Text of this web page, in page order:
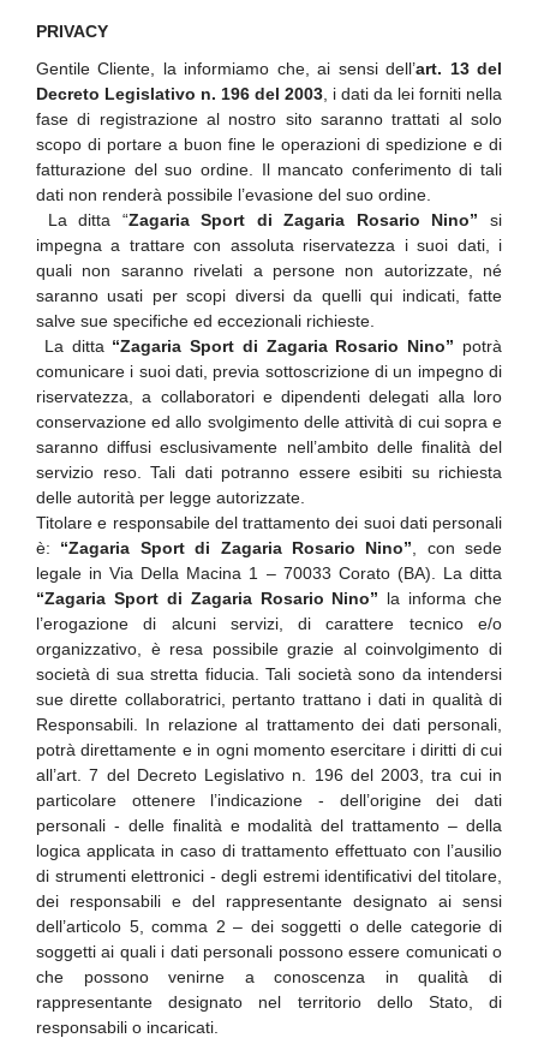
PRIVACY
Gentile Cliente, la informiamo che, ai sensi dell’art. 13 del
Decreto Legislativo n. 196 del 2003 , i dati da lei forniti nella
fase di registrazione al nostro sito saranno trattati al solo
scopo di portare a buon fine le operazioni di spedizione e di
fatturazione del suo ordine. Il mancato conferimento di tali
dati non renderà possibile l’evasione del suo ordine.
La ditta “Zagaria Sport di Zagaria Rosario Nino” si
impegna a trattare con assoluta riservatezza i suoi dati, i
quali non saranno rivelati a persone non autorizzate, né
saranno usati per scopi diversi da quelli qui indicati, fatte
salve sue specifiche ed eccezionali richieste.
La ditta “Zagaria Sport di Zagaria Rosario Nino” potrà
comunicare i suoi dati, previa sottoscrizione di un impegno di
riservatezza, a collaboratori e dipendenti delegati alla loro
conservazione ed allo svolgimento delle attività di cui sopra e
saranno diffusi esclusivamente nell’ambito delle finalità del
servizio reso. Tali dati potranno essere esibiti su richiesta
delle autorità per legge autorizzate.
Titolare e responsabile del trattamento dei suoi dati personali
è: “Zagaria Sport di Zagaria Rosario Nino” , con sede
legale in Via Della Macina 1 – 70033 Corato (BA). La ditta
“Zagaria Sport di Zagaria Rosario Nino” la informa che
l’erogazione di alcuni servizi, di carattere tecnico e/o
organizzativo, è resa possibile grazie al coinvolgimento di
società di sua stretta fiducia. Tali società sono da intendersi
sue dirette collaboratrici, pertanto trattano i dati in qualità di
Responsabili. In relazione al trattamento dei dati personali,
potrà direttamente e in ogni momento esercitare i diritti di cui
all’art. 7 del Decreto Legislativo n. 196 del 2003, tra cui in
particolare ottenere l’indicazione - dell’origine dei dati
personali - delle finalità e modalità del trattamento – della
logica applicata in caso di trattamento effettuato con l’ausilio
di strumenti elettronici - degli estremi identificativi del titolare,
dei responsabili e del rappresentante designato ai sensi
dell’articolo 5, comma 2 – dei soggetti o delle categorie di
soggetti ai quali i dati personali possono essere comunicati o
che possono venirne a conoscenza in qualità di
rappresentante designato nel territorio dello Stato, di
responsabili o incaricati.